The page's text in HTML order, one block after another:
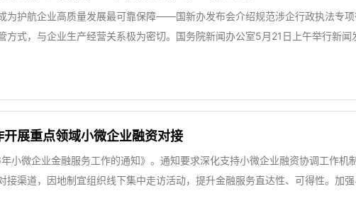
为护航企业高质量发展最可靠保障——国新办发布会介绍规范涉企行政执法专
方式，与企业生产经营关系极为密切。国务院新闻办公室5月21日上午举行新
展重点领域小微企业融资对接
小微企业金融服务工作的通知》。通知要求深化支持小微企业融资协调工作机
接渠道，因地制宜组织线下集中走访活动，提升金融服务直达性、可得性。加